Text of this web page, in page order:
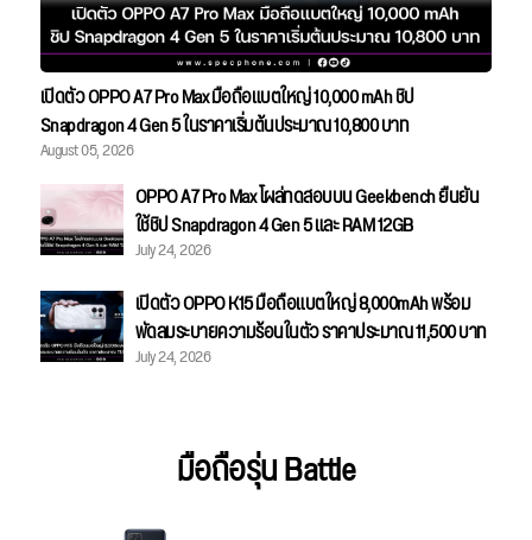
เปิดตัว OPPO A7 Pro Max มือถือแบตใหญ่ 10,000 mAh ชิป
Snapdragon 4 Gen 5 ในราคาเริ่มต้นประมาณ 10,800 บาท
August 05, 2026
OPPO A7 Pro Max โผล่ทดสอบบน Geekbench ยืนยัน
ใช้ชิป Snapdragon 4 Gen 5 และ RAM 12GB
July 24, 2026
เปิดตัว OPPO K15 มือถือแบตใหญ่ 8,000mAh พร้อม
พัดลมระบายความร้อนในตัว ราคาประมาณ 11,500 บาท
July 24, 2026
มือถือรุ่น Battle